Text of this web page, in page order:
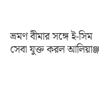
ভ্রমণ বীমার সঙ্গে ই-সিম
সেবা যুক্ত করল আলিয়াঞ্জ